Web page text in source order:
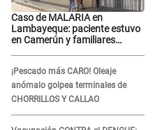
Caso de MALARIA en
Lambayeque: paciente estuvo
en Camerún y familiares
¡Pescado más CARO! Oleaje
anómalo golpea terminales de
CHORRILLOS Y CALLAO